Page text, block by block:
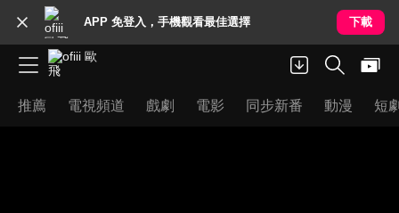
APP 免登入，手機觀看最佳選擇 下載
推薦 電視頻道 戲劇 電影 同步新番 動漫 短